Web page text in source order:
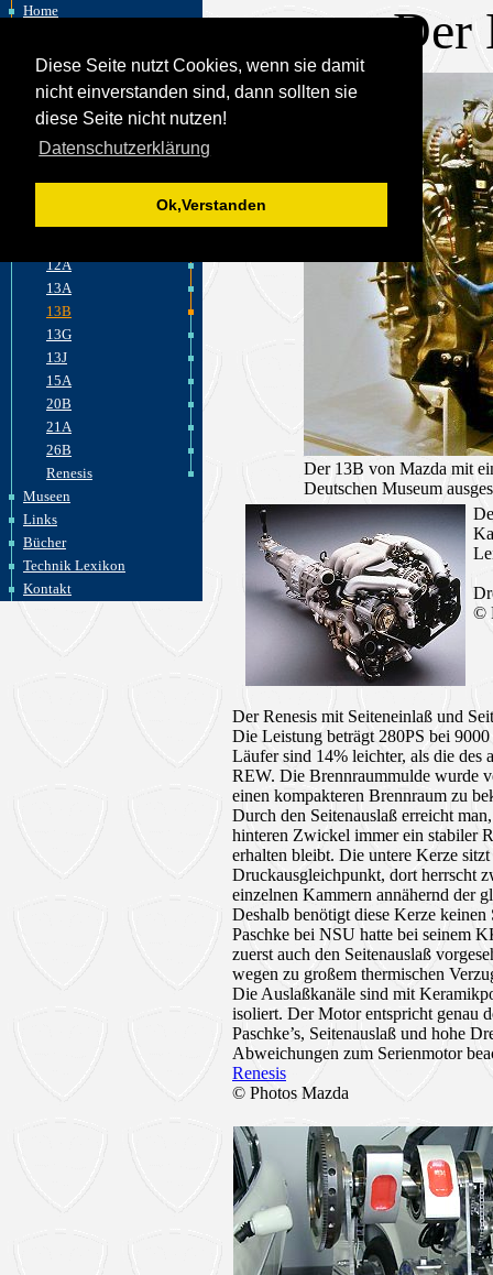
Diese Seite nutzt Cookies, wenn sie damit
nicht einverstanden sind, dann sollten sie
diese Seite nicht nutzen!
Datenschutzerklärung
Ok,Verstanden
Home
Wankelmotor
Fahrzeuge
Flugzeuge
Motorräder
12A
13A
13B
13G
13J
15A
20B
21A
26B
Renesis
Museen
Links
Bücher
Technik Lexikon
Kontakt
Der
Der 13B von Mazda mit
Deutschen Museum
©
Der Renesis mit Seiteneinlaß und
Die Leistung beträgt 280PS bei
Läufer sind 14% leichter, als die des
REW. Die Brennraummulde wurde
einen kompakteren Brennraum zu
Durch den Seitenauslaß erreicht
hinteren Zwickel immer ein stabiler
erhalten bleibt. Die untere Kerze
Druckausgleichpunkt, dort herrscht
einzelnen Kammern annähernd der
Deshalb benötigt diese Kerze keinen
Paschke bei NSU hatte bei seinem
zuerst auch den Seitenauslaß
wegen zu großem thermischen
Die Auslaßkanäle sind mit
isoliert. Der Motor entspricht genau
Paschke’s, Seitenauslaß und hohe
Abweichungen zum Serienmotor
Renesis
© Photos Mazda